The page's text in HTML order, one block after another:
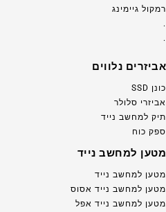
רמקול גיימינג
.
.
אביזרים נלווים
כונן SSD
אביזרי סלולר
תיק למחשב נייד
ספק כוח
מטען למחשב נייד
מטען למחשב נייד
מטען למחשב נייד אסוס
מטען למחשב נייד אפל